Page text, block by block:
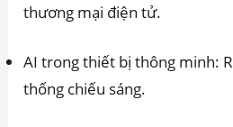
thương mại điện tử.
AI trong thiết bị thông minh:
thống chiếu sáng.